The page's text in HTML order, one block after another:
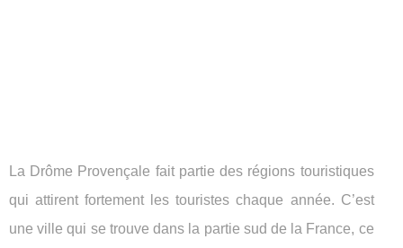
La Drôme Provençale fait partie des régions touristiques
qui attirent fortement les touristes chaque année. C’est
une ville qui se trouve dans la partie sud de la France, ce